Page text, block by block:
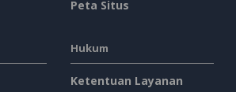
Peta Situs
Hukum
Ketentuan Layanan